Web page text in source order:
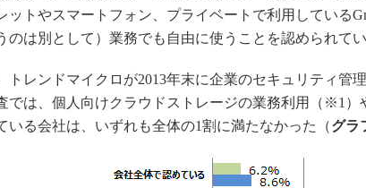
ットやスマートフォン、プライベートで利用している
のは別として）業務でも自由に使うことを認められて
レンドマイクロが2013年末に企業のセキュリティ管
では、個人向けクラウドストレージの業務利用（※1
いる会社は、いずれも全体の1割に満たなかった（グラ